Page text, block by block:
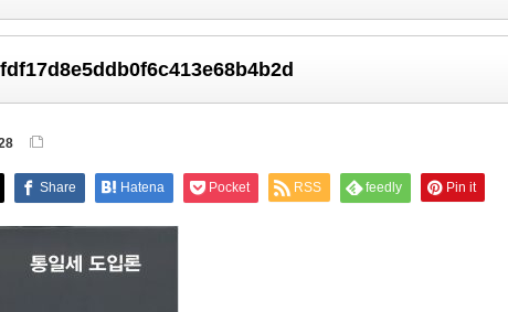
Share Hatena Pocket RSS feedly Pin it